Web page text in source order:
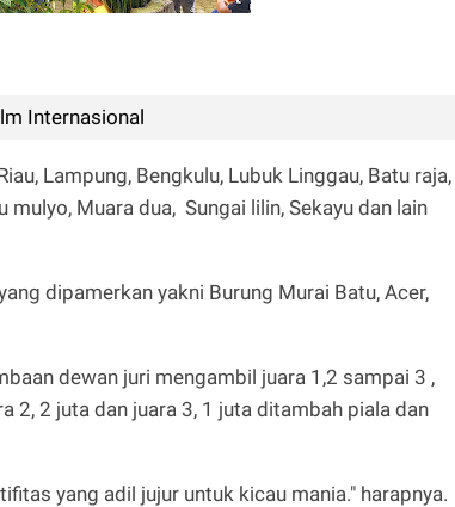
Internasional
Lampung, Bengkulu, Lubuk Linggau, Batu raja,
Muara dua, Sungai lilin, Sekayu dan lain
dipamerkan yakni Burung Murai Batu, Acer,
dewan juri mengambil juara 1,2 sampai 3 ,
2, 2 juta dan juara 3, 1 juta ditambah piala dan
yang adil jujur untuk kicau mania." harapnya.